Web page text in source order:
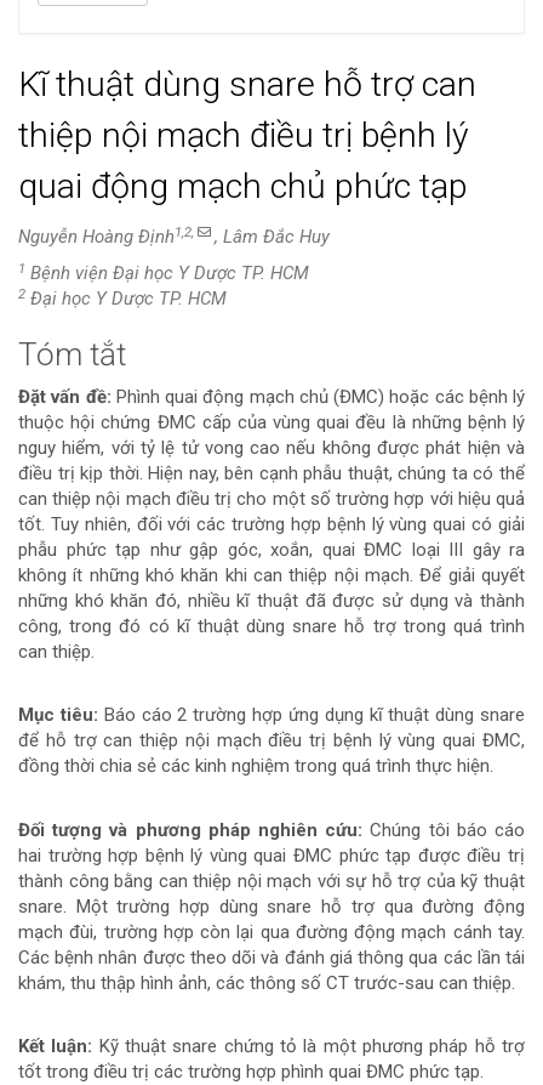
Kĩ thuật dùng snare hỗ trợ can
thiệp nội mạch điều trị bệnh lý
quai động mạch chủ phức tạp
Nguyễn Hoàng Định1,2, , Lâm Đắc Huy
1 Bệnh viện Đại học Y Dược TP. HCM
2 Đại học Y Dược TP. HCM
Nội
dung
chính
của
bài
viết
Tóm tắt
Đặt vấn đề: Phình quai động mạch chủ (ĐMC) hoặc các bệnh lý
thuộc hội chứng ĐMC cấp của vùng quai đều là những bệnh lý
nguy hiểm, với tỷ lệ tử vong cao nếu không được phát hiện và
điều trị kịp thời. Hiện nay, bên cạnh phẫu thuật, chúng ta có thể
can thiệp nội mạch điều trị cho một số trường hợp với hiệu quả
tốt. Tuy nhiên, đối với các trường hợp bệnh lý vùng quai có giải
phẫu phức tạp như gập góc, xoắn, quai ĐMC loại III gây ra
không ít những khó khăn khi can thiệp nội mạch. Để giải quyết
những khó khăn đó, nhiều kĩ thuật đã được sử dụng và thành
công, trong đó có kĩ thuật dùng snare hỗ trợ trong quá trình
can thiệp.
Mục tiêu: Báo cáo 2 trường hợp ứng dụng kĩ thuật dùng snare
để hỗ trợ can thiệp nội mạch điều trị bệnh lý vùng quai ĐMC,
đồng thời chia sẻ các kinh nghiệm trong quá trình thực hiện.
Đối tượng và phương pháp nghiên cứu:Chúng tôi báo cáo
hai trường hợp bệnh lý vùng quai ĐMC phức tạp được điều trị
thành công bằng can thiệp nội mạch với sự hỗ trợ của kỹ thuật
snare. Một trường hợp dùng snare hỗ trợ qua đường động
mạch đùi, trường hợp còn lại qua đường động mạch cánh tay.
Các bệnh nhân được theo dõi và đánh giá thông qua các lần tái
khám, thu thập hình ảnh, các thông số CT trước-sau can thiệp.
Kết luận: Kỹ thuật snare chứng tỏ là một phương pháp hỗ trợ
tốt trong điều trị các trường hợp phình quai ĐMC phức tạp.